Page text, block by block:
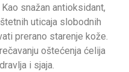
Kao snažan antioksidant,
uticaja slobodnih
prerano starenje kože.
oštećenja ćelija
i sjaja.